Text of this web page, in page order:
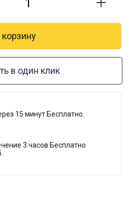
в один клик
15 минут Бесплатно.
3 часов Бесплатно